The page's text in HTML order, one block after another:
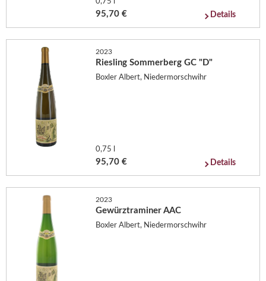
95,70 € Details
2023
Riesling Sommerberg GC "D"
Boxler Albert, Niedermorschwihr
0,75 l
95,70 € Details
2023
Gewürztraminer AAC
Boxler Albert, Niedermorschwihr